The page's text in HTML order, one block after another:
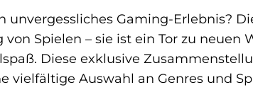
unvergessliches Gaming-Erlebnis?
Spielen – sie ist ein Tor zu
Diese exklusive
vielfältige Auswahl an Genres und